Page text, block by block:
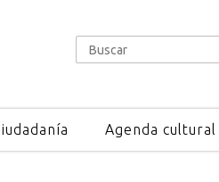
Formulario de
Buscar
Agenda cultural